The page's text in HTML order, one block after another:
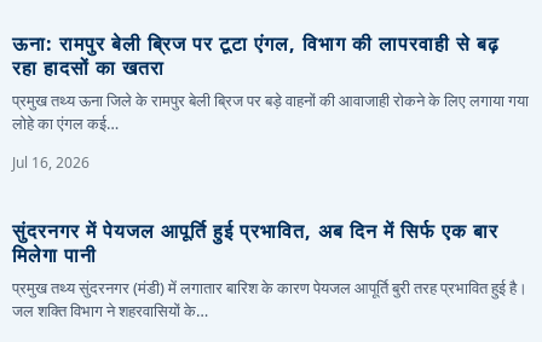
ऊना: रामपुर बेली ब्रिज पर टूटा एंगल, विभाग की लापरवाही से बढ़
रहा हादसों का खतरा
प्रमुख तथ्य ऊना जिले के रामपुर बेली ब्रिज पर बड़े वाहनों की आवाजाही रोकने के लिए लगाया गया
लोहे का एंगल कई…
Jul 16, 2026
सुंदरनगर में पेयजल आपूर्ति हुई प्रभावित, अब दिन में सिर्फ एक बार
मिलेगा पानी
प्रमुख तथ्य सुंदरनगर (मंडी) में लगातार बारिश के कारण पेयजल आपूर्ति बुरी तरह प्रभावित हुई है।
जल शक्ति विभाग ने शहरवासियों के…